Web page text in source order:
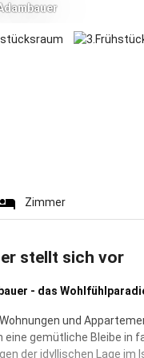
Zimmer
stellt sich vor
- das
und
eine gemütliche Bleibe in
der idyllischen Lage im